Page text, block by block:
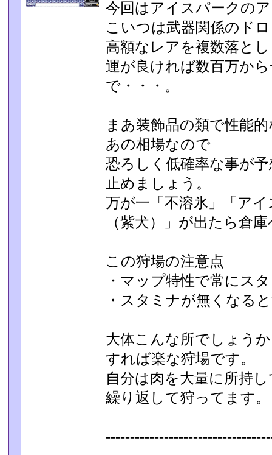
今回はアイスパークの
こいつは武器関係のド
高額なレアを複数落と
運が良ければ数百万か
で・・・。
まあ装飾品の類で性能
あの相場なので
恐ろしく低確率な事が
止めましょう。
万が一「不溶氷」「ア
（紫犬）」が出たら倉庫
この狩場の注意点
・マップ特性で常にス
・スタミナが無くなる
大体こんな所でしょう
すれば楽な狩場です。
自分は肉を大量に所持
繰り返して狩ってます。